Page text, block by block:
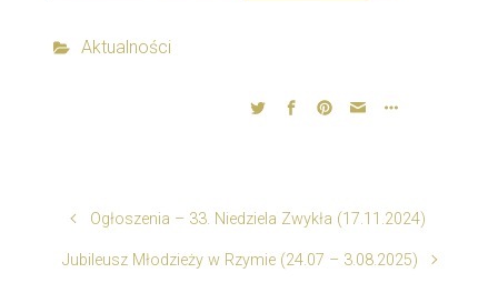
Aktualności
Ogłoszenia – 33. Niedziela Zwykła (17.11.2024)
Jubileusz Młodzieży w Rzymie (24.07 – 3.08.2025)